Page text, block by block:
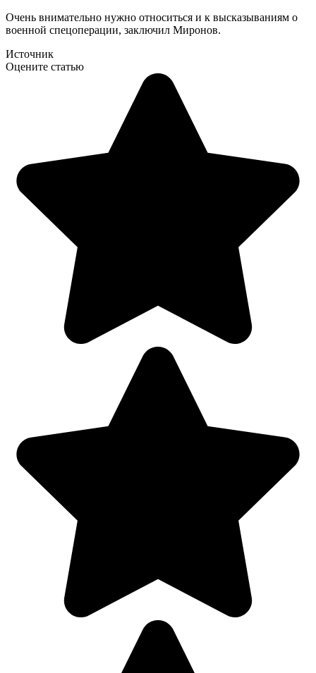
Очень внимательно нужно относиться и к высказываниям о
военной спецоперации, заключил Миронов.
Источник
Оцените статью